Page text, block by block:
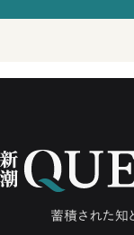
蓄積された知